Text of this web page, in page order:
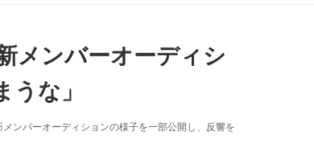
メンバーオーディシ
な」
ンバーオーディションの様子を一部公開し、反響を